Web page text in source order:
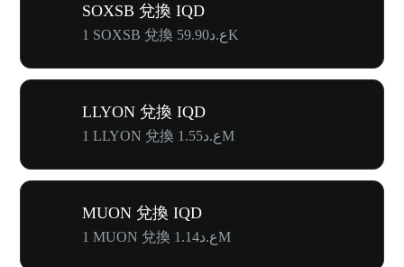
SOXSB 兌換 IQD
1 SOXSB 兌換 ع.د59.90K
LLYON 兌換 IQD
1 LLYON 兌換 ع.د1.55M
MUON 兌換 IQD
1 MUON 兌換 ع.د1.14M